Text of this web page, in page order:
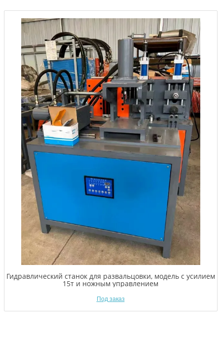
Гидравлический станок для развальцовки, модель с усилием
15т и ножным управлением
Под заказ